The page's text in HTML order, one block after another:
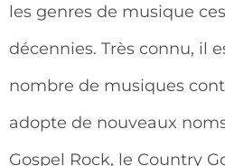
les genres de musique
décennies. Très connu, il
nombre de musiques
adopte de nouveaux
Gospel Rock, le Country